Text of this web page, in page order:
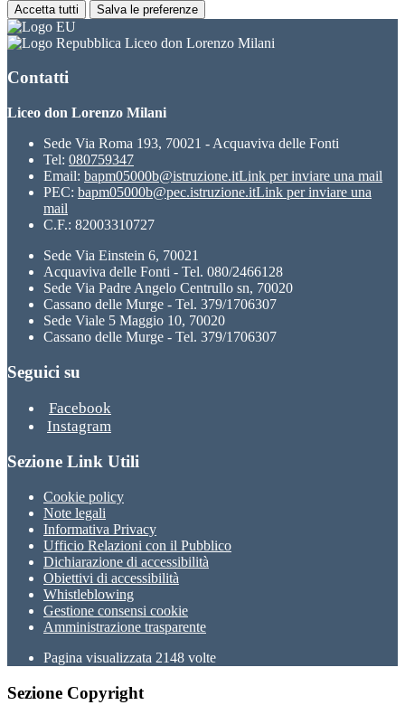
Accetta tutti Salva le preferenze
Liceo don Lorenzo Milani
Contatti
Liceo don Lorenzo Milani
Sede Via Roma 193, 70021 - Acquaviva delle Fonti
Tel: 080759347
Email: bapm05000b@istruzione.itLink per inviare una mail
PEC: bapm05000b@pec.istruzione.itLink per inviare una
mail
C.F.: 82003310727
Sede Via Einstein 6, 70021
Acquaviva delle Fonti - Tel. 080/2466128
Sede Via Padre Angelo Centrullo sn, 70020
Cassano delle Murge - Tel. 379/1706307
Sede Viale 5 Maggio 10, 70020
Cassano delle Murge - Tel. 379/1706307
Seguici su
Facebook
Instagram
Sezione Link Utili
Cookie policy
Note legali
Informativa Privacy
Ufficio Relazioni con il Pubblico
Dichiarazione di accessibilità
Obiettivi di accessibilità
Whistleblowing
Gestione consensi cookie
Amministrazione trasparente
Pagina visualizzata 2148 volte
Sezione Copyright